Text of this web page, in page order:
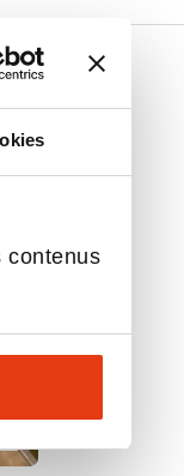
contenus